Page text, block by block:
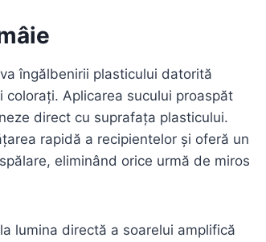
îngălbenirii plasticului datorită
Aplicarea sucului proaspăt
direct cu suprafața plasticului.
rapidă a recipientelor și oferă un
eliminând orice urmă de miros
lumina directă a soarelui amplifică